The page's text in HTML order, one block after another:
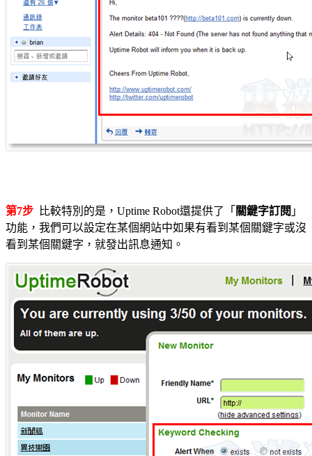
第7步 比較特別的是，Uptime Robot還提供了「 關鍵字訂閱 」
功能，我們可以設定在某個網站中如果有看到某個關鍵字或沒
看到某個關鍵字，就發出訊息通知。